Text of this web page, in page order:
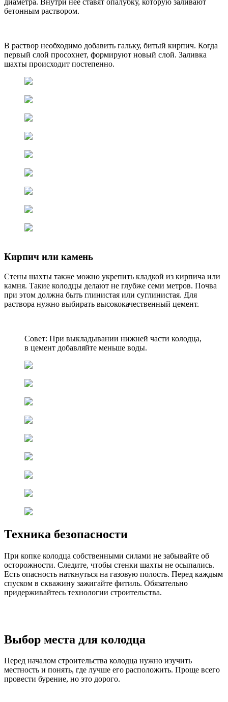
диаметра. Внутри неё ставят опалубку, которую заливают
бетонным раствором.
В раствор необходимо добавить гальку, битый кирпич. Когда
первый слой просохнет, формируют новый слой. Заливка
шахты происходит постепенно.
Кирпич или камень
Стены шахты также можно укрепить кладкой из кирпича или
камня. Такие колодцы делают не глубже семи метров. Почва
при этом должна быть глинистая или суглинистая. Для
раствора нужно выбирать высококачественный цемент.
Совет: При выкладывании нижней части колодца,
в цемент добавляйте меньше воды.
Техника безопасности
При копке колодца собственными силами не забывайте об
осторожности. Следите, чтобы стенки шахты не осыпались.
Есть опасность наткнуться на газовую полость. Перед каждым
спуском в скважину зажигайте фитиль. Обязательно
придерживайтесь технологии строительства.
Выбор места для колодца
Перед началом строительства колодца нужно изучить
местность и понять, где лучше его расположить. Проще всего
провести бурение, но это дорого.